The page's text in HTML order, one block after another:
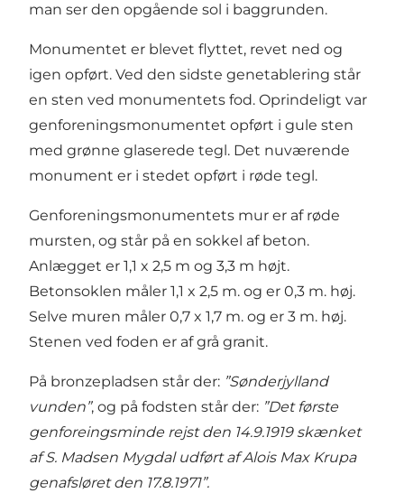
man ser den opgående sol i baggrunden.
Monumentet er blevet flyttet, revet ned og
igen opført. Ved den sidste genetablering står
en sten ved monumentets fod. Oprindeligt var
genforeningsmonumentet opført i gule sten
med grønne glaserede tegl. Det nuværende
monument er i stedet opført i røde tegl.
Genforeningsmonumentets mur er af røde
mursten, og står på en sokkel af beton.
Anlægget er 1,1 x 2,5 m og 3,3 m højt.
Betonsoklen måler 1,1 x 2,5 m. og er 0,3 m. høj.
Selve muren måler 0,7 x 1,7 m. og er 3 m. høj.
Stenen ved foden er af grå granit.
På bronzepladsen står der: ”Sønderjylland
vunden”, og på fodsten står der: ”Det første
genforeingsminde rejst den 14.9.1919 skænket
af S. Madsen Mygdal udført af Alois Max Krupa
genafsløret den 17.8.1971”.